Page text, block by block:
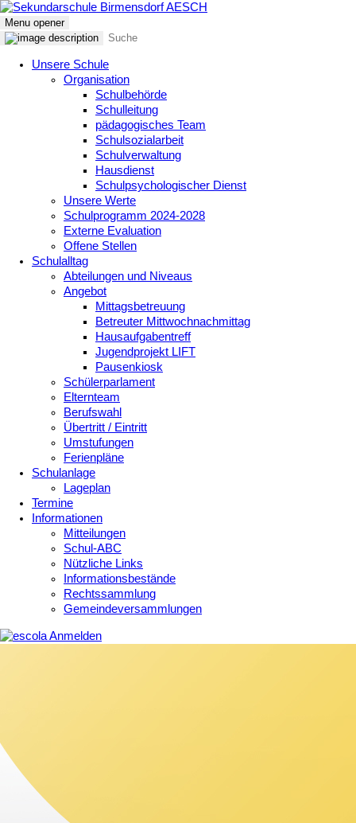
Menu opener
Unsere Schule
Organisation
Schulbehörde
Schulleitung
pädagogisches Team
Schulsozialarbeit
Schulverwaltung
Hausdienst
Schulpsychologischer Dienst
Unsere Werte
Schulprogramm 2024-2028
Externe Evaluation
Offene Stellen
Schulalltag
Abteilungen und Niveaus
Angebot
Mittagsbetreuung
Betreuter Mittwochnachmittag
Hausaufgabentreff
Jugendprojekt LIFT
Pausenkiosk
Schülerparlament
Elternteam
Berufswahl
Übertritt / Eintritt
Umstufungen
Ferienpläne
Schulanlage
Lageplan
Termine
Informationen
Mitteilungen
Schul-ABC
Nützliche Links
Informationsbestände
Rechtssammlung
Gemeindeversammlungen
Anmelden